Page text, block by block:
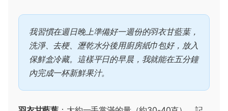
我習慣在週日晚上準備好一週份的羽衣甘藍葉，
洗淨、去梗、瀝乾水分後用廚房紙巾包好，放入
保鮮盒冷藏。這樣平日的早晨，我就能在五分鐘
內完成一杯新鮮果汁。